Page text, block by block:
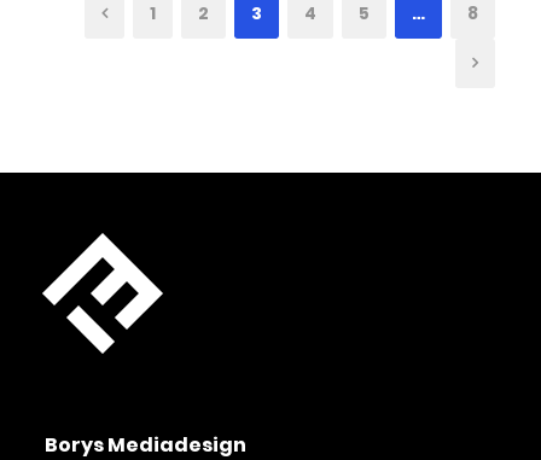
1 2 3 4 5 … 8
Borys Mediadesign